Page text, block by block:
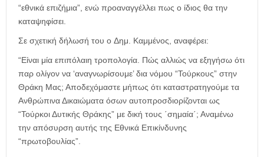
“εθνικά επιζήμια”, ενώ προαναγγέλλει πως ο ίδιος θα την
καταψηφίσει.
Σε σχετική δήλωσή του ο Δημ. Καμμένος, αναφέρει:
“Είναι μία επιπόλαιη τροπολογία. Πώς αλλιώς να εξηγήσω ότι
παρ ολίγον να ‘αναγνωρίσουμε’ δια νόμου “Τούρκους” στην
Θράκη Μας; Αποδεχόμαστε μήπως ότι καταστρατηγούμε τα
Ανθρώπινα Δικαιώματα όσων αυτοπροσδιορίζονται ως
“Τούρκοι Δυτικής Θράκης” με δική τους ΄σημαία΄; Αναμένω
την απόσυρση αυτής της Εθνικά Επικίνδυνης
“πρωτοβουλίας”.